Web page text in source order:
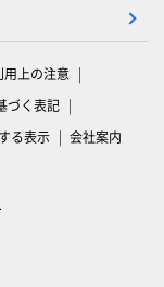
用上の注意
づく表記
る表示 会社案内